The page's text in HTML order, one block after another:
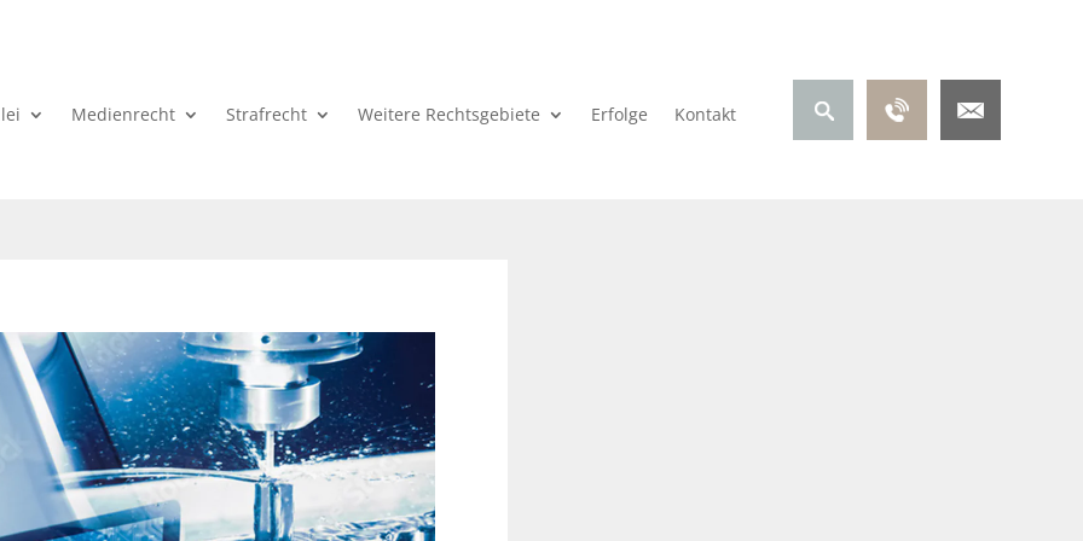
Medienrecht Strafrecht Weitere Rechtsgebiete Erfolge Kontakt